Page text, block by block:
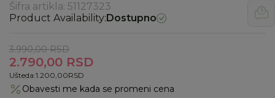
Šifra artikla: 51127323
Product Availability:Dostupno
3.990,00 RSD
2.790,00 RSD
Ušteda:1.200,00RSD
Obavesti me kada se promeni cena